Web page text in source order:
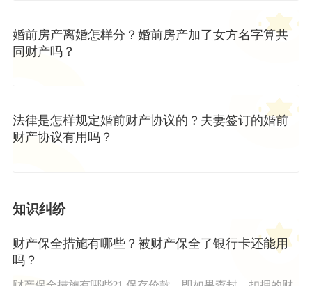
婚前房产离婚怎样分？婚前房产加了女方名字算共
同财产吗？
法律是怎样规定婚前财产协议的？夫妻签订的婚前
财产协议有用吗？
知识纠纷
财产保全措施有哪些？被财产保全了银行卡还能用
吗？